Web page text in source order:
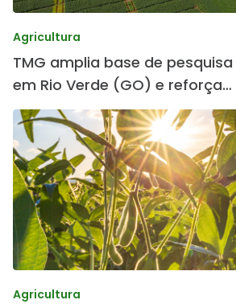
Agricultura
TMG amplia base de pesquisa
em Rio Verde (GO) e reforça
desenvolvimento de cultivares
Agricultura